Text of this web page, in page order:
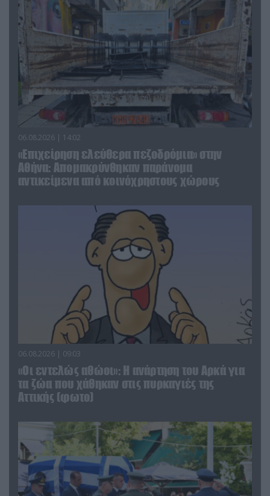
06.08.2026 | 14:02
«Επιχείρηση ελεύθερα πεζοδρόμια» στην
Αθήνα: Απομακρύνθηκαν παράνομα
αντικείμενα από κοινόχρηστους χώρους
06.08.2026 | 09:03
«Οι εντελώς αθώοι»: Η ανάρτηση του Αρκά για
τα ζώα που χάθηκαν στις πυρκαγιές της
Αττικής (φωτο)